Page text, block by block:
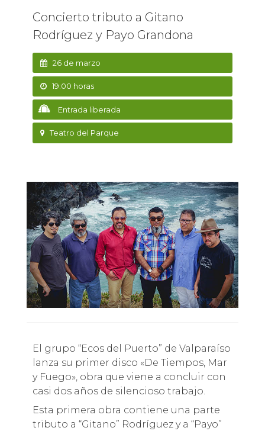
Concierto tributo a Gitano
Rodríguez y Payo Grandona
26 de marzo
19:00 horas
Entrada liberada
Teatro del Parque
El grupo “Ecos del Puerto” de Valparaíso
lanza su primer disco «De Tiempos, Mar
y Fuego», obra que viene a concluir con
casi dos años de silencioso trabajo.
Esta primera obra contiene una parte
tributo a “Gitano” Rodríguez y a “Payo”